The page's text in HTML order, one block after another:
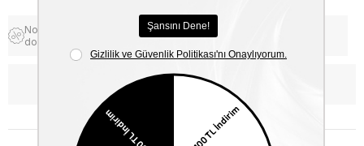
Notify me when the price goes
down
WhatsApp’tan Bilgi Al